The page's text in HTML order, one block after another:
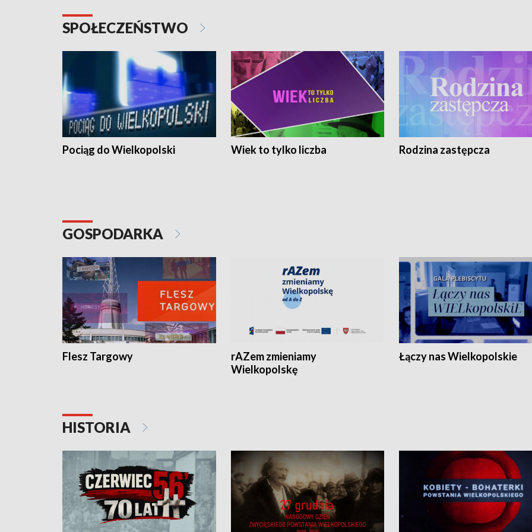
SPOŁECZEŃSTWO
Pociąg do Wielkopolski Wiek to tylko liczba Rodzina zastępcza
GOSPODARKA
Flesz Targowy
rAZem zmieniamy
Wielkopolskę
Łączy nas Wielkopolskie
HISTORIA